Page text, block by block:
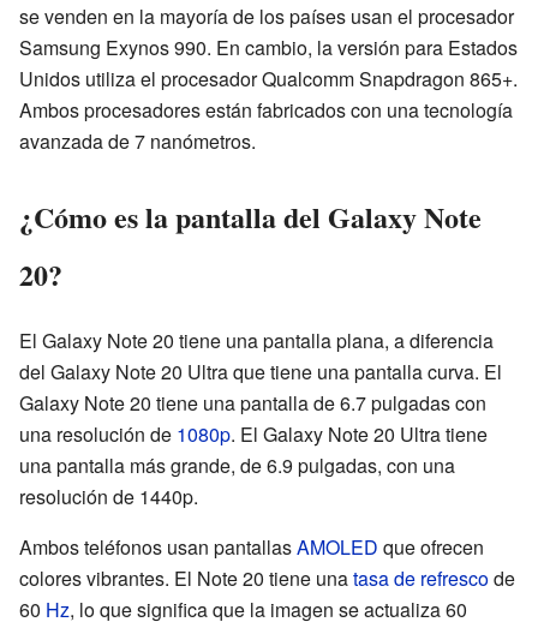
se venden en la mayoría de los países usan el procesador
Samsung Exynos 990. En cambio, la versión para Estados
Unidos utiliza el procesador Qualcomm Snapdragon 865+.
Ambos procesadores están fabricados con una tecnología
avanzada de 7 nanómetros.
¿Cómo es la pantalla del Galaxy Note
20?
El Galaxy Note 20 tiene una pantalla plana, a diferencia
del Galaxy Note 20 Ultra que tiene una pantalla curva. El
Galaxy Note 20 tiene una pantalla de 6.7 pulgadas con
una resolución de 1080p. El Galaxy Note 20 Ultra tiene
una pantalla más grande, de 6.9 pulgadas, con una
resolución de 1440p.
Ambos teléfonos usan pantallasAMOLED que ofrecen
colores vibrantes. El Note 20 tiene unatasa de refrescode
60 Hz, lo que significa que la imagen se actualiza 60